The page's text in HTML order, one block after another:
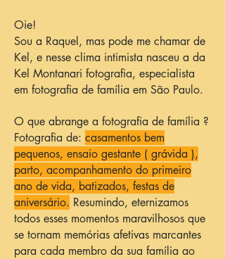
Oie!
Sou a Raquel, mas pode me chamar de
Kel, e nesse clima intimista nasceu a da
Kel Montanari fotografia, especialista
em fotografia de família em São Paulo.
O que abrange a fotografia de família ?
Fotografia de: casamentos bem
pequenos, ensaio gestante ( grávida ),
parto, acompanhamento do primeiro
ano de vida, batizados, festas de
aniversário. Resumindo, eternizamos
todos esses momentos maravilhosos que
se tornam memórias afetivas marcantes
para cada membro da sua família ao